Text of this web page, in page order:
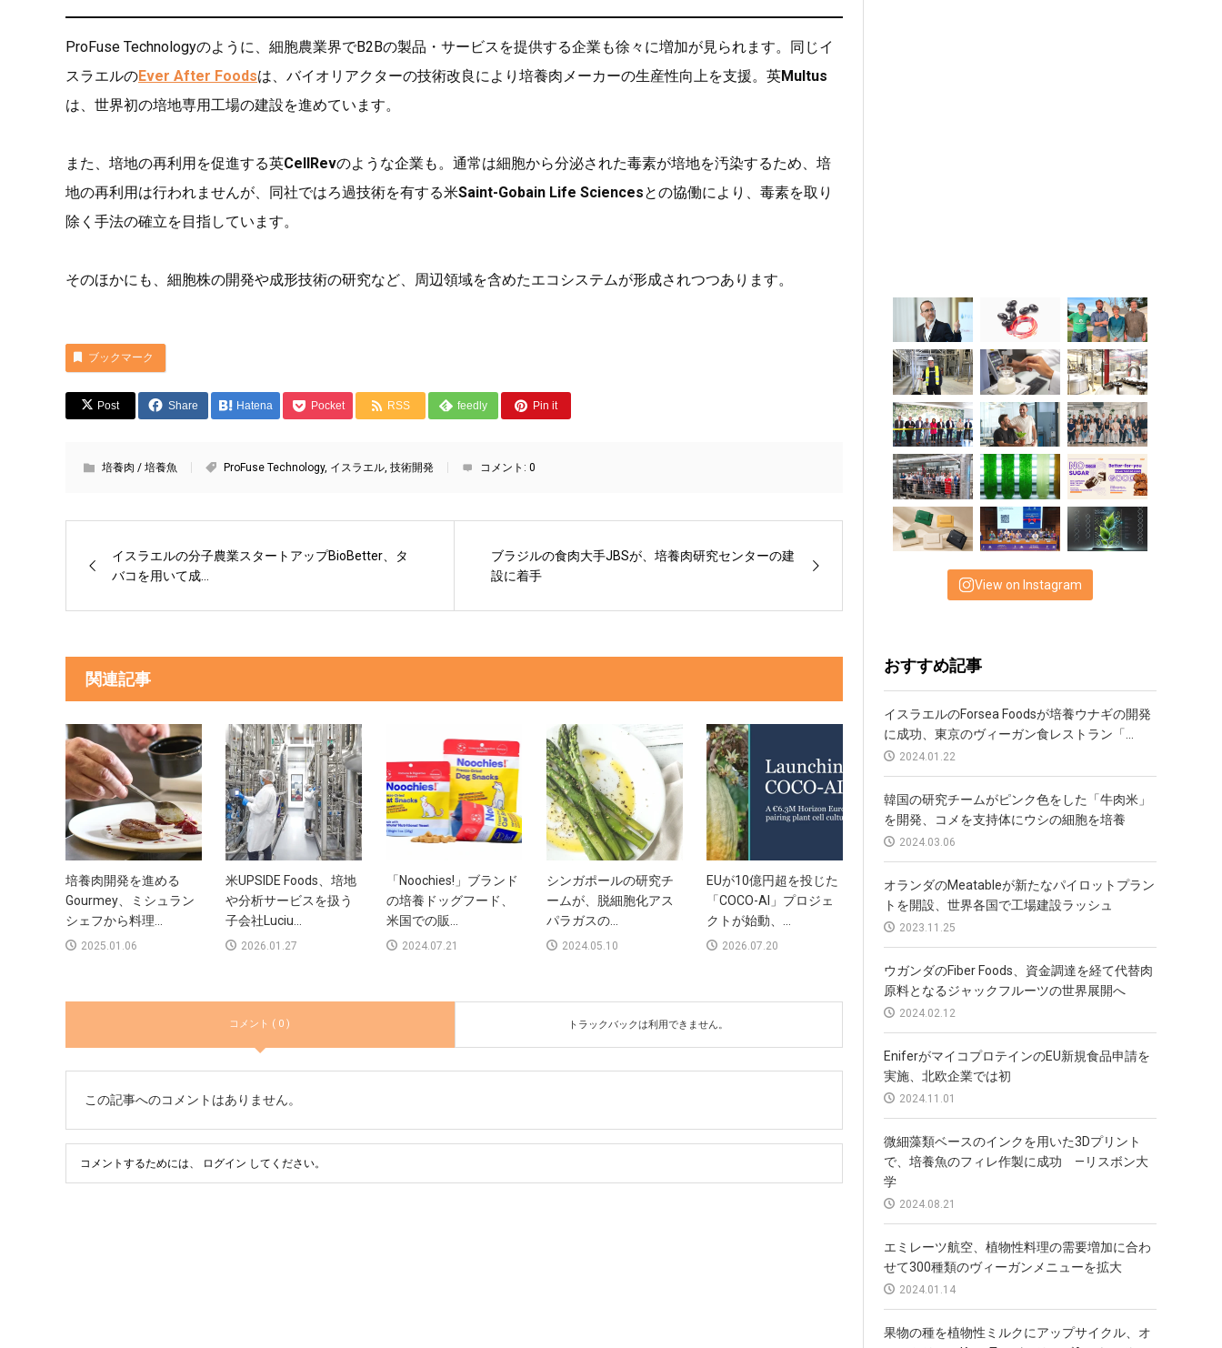
ProFuse Technologyのように、細胞農業界でB2Bの製品・サービスを提供する企業も徐々に増加が見られます。同じイ
スラエルのEver After Foodsは、バイオリアクターの技術改良により培養肉メーカーの生産性向上を支援。英Multus
は、世界初の培地専用工場の建設を進めています。
また、培地の再利用を促進する英CellRevのような企業も。通常は細胞から分泌された毒素が培地を汚染するため、培
地の再利用は行われませんが、同社ではろ過技術を有する米Saint-Gobain Life Sciencesとの協働により、毒素を取り
除く手法の確立を目指しています。
そのほかにも、細胞株の開発や成形技術の研究など、周辺領域を含めたエコシステムが形成されつつあります。
ブックマーク
Post Share Hatena Pocket RSS feedly Pin it
培養肉 / 培養魚 ProFuse Technology, イスラエル, 技術開発 コメント: 0
イスラエルの分子農業スタートアップBioBetter、タ
バコを用いて成...
ブラジルの食肉大手JBSが、培養肉研究センターの建
設に着手
関連記事
培養肉開発を進める
Gourmey、ミシュラン
シェフから料理...
2025.01.06
米UPSIDE Foods、培地
や分析サービスを扱う
子会社Luciu...
2026.01.27
「Noochies!」ブランド
の培養ドッグフード、
米国での販...
2024.07.21
シンガポールの研究チ
ームが、脱細胞化アス
パラガスの...
2024.05.10
EUが10億円超を投じた
「COCO-AI」プロジェ
クトが始動、...
2026.07.20
コメント ( 0 ) トラックバックは利用できません。
この記事へのコメントはありません。
コメントするためには、 ログイン してください。
View on Instagram
おすすめ記事
イスラエルのForsea Foodsが培養ウナギの開発
に成功、東京のヴィーガン食レストラン「...
2024.01.22
韓国の研究チームがピンク色をした「牛肉米」
を開発、コメを支持体にウシの細胞を培養
2024.03.06
オランダのMeatableが新たなパイロットプラン
トを開設、世界各国で工場建設ラッシュ
2023.11.25
ウガンダのFiber Foods、資金調達を経て代替肉
原料となるジャックフルーツの世界展開へ
2024.02.12
EniferがマイコプロテインのEU新規食品申請を
実施、北欧企業では初
2024.11.01
微細藻類ベースのインクを用いた3Dプリント
で、培養魚のフィレ作製に成功 —リスボン大
学
2024.08.21
エミレーツ航空、植物性料理の需要増加に合わ
せて300種類のヴィーガンメニューを拡大
2024.01.14
果物の種を植物性ミルクにアップサイクル、オ